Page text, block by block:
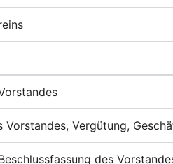
Vorstandes, Vergütung,
des